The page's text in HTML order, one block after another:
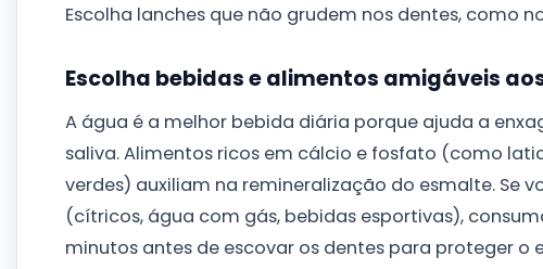
Escolha lanches que não grudem nos dentes, como
Escolha bebidas e alimentos amigáveis
A água é a melhor bebida diária porque ajuda a
saliva. Alimentos ricos em cálcio e fosfato (como
verdes) auxiliam na remineralização do esmalte. Se
(cítricos, água com gás, bebidas esportivas),
minutos antes de escovar os dentes para proteger o